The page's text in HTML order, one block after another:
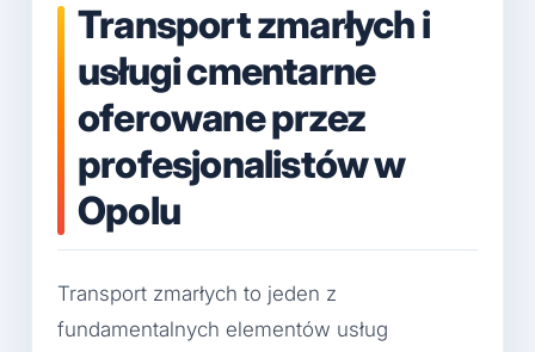
Transport zmarłych i
usługi cmentarne
oferowane przez
profesjonalistów w
Opolu
Transport zmarłych to jeden z
fundamentalnych elementów usług